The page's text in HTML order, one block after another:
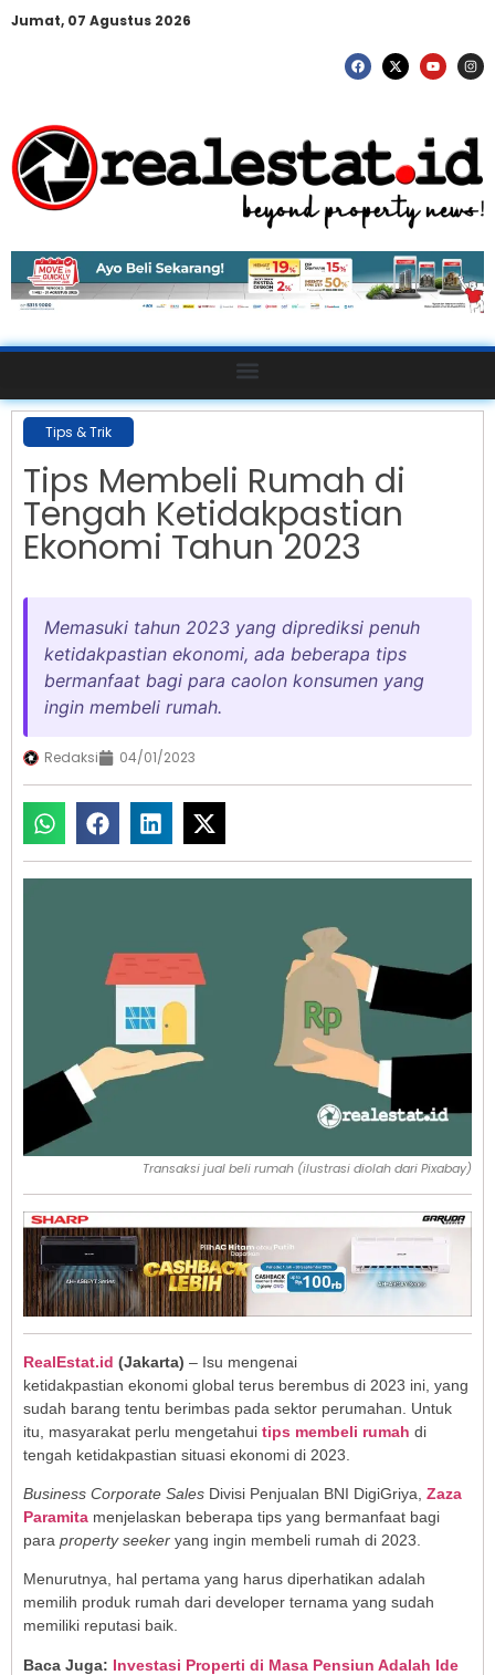
Jumat, 07 Agustus 2026
Tips & Trik
Tips Membeli Rumah di
Tengah Ketidakpastian
Ekonomi Tahun 2023
Memasuki tahun 2023 yang diprediksi penuh
ketidakpastian ekonomi, ada beberapa tips
bermanfaat bagi para caolon konsumen yang
ingin membeli rumah.
Redaksi 04/01/2023
Transaksi jual beli rumah (ilustrasi diolah dari Pixabay)
RealEstat.id (Jakarta) – Isu mengenai
ketidakpastian ekonomi global terus berembus di 2023 ini, yang
sudah barang tentu berimbas pada sektor perumahan. Untuk
itu, masyarakat perlu mengetahui tips membeli rumah di
tengah ketidakpastian situasi ekonomi di 2023.
Business Corporate Sales Divisi Penjualan BNI DigiGriya, Zaza
Paramita menjelaskan beberapa tips yang bermanfaat bagi
para property seeker yang ingin membeli rumah di 2023.
Menurutnya, hal pertama yang harus diperhatikan adalah
memilih produk rumah dari developer ternama yang sudah
memiliki reputasi baik.
Baca Juga: Investasi Properti di Masa Pensiun Adalah Ide